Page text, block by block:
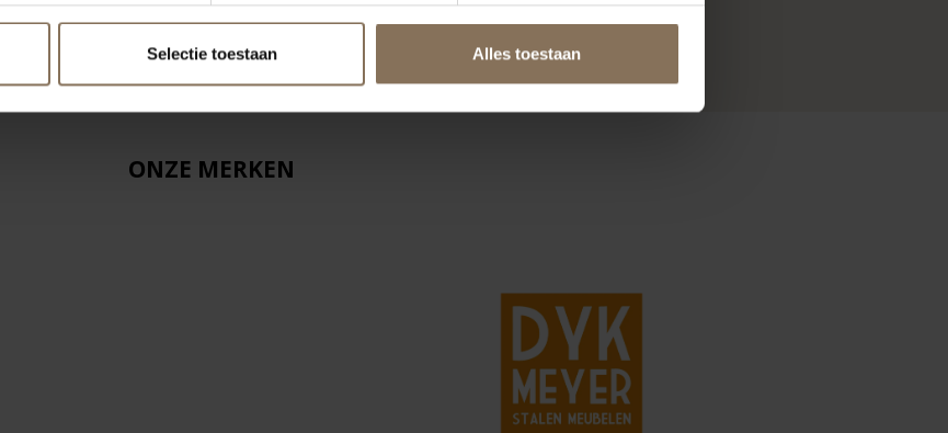
Selectie toestaan Alles toestaan
ONZE MERKEN